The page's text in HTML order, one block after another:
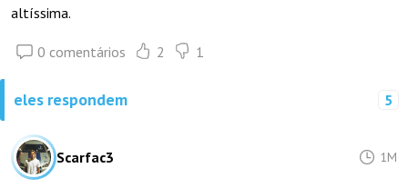
altíssima.
0 comentários 2 1
eles respondem 5
Scarfac3 1M